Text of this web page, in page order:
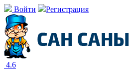
Войти Регистрация
4.6